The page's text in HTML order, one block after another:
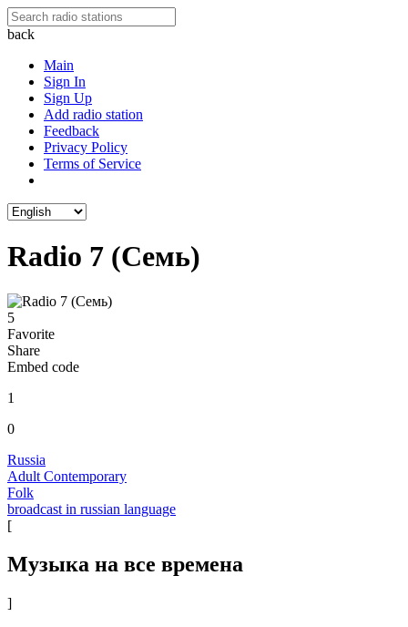
back
Main
Sign In
Sign Up
Add radio station
Feedback
Privacy Policy
Terms of Service
Radio 7 (Семь)
5
Favorite
Share
Embed code
1
0
Russia
Adult Contemporary
Folk
broadcast in russian language
[
Музыка на все времена
]